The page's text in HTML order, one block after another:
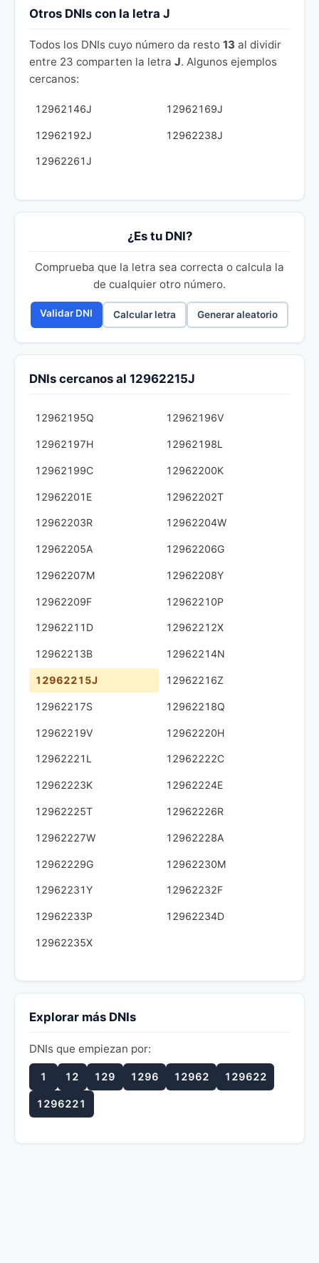
Otros DNIs con la letra J
Todos los DNIs cuyo número da resto 13 al dividir
entre 23 comparten la letra J. Algunos ejemplos
cercanos:
12962146J 12962169J
12962192J 12962238J
12962261J
¿Es tu DNI?
Comprueba que la letra sea correcta o calcula la
de cualquier otro número.
Validar DNI Calcular letra Generar aleatorio
DNIs cercanos al 12962215J
12962195Q 12962196V
12962197H 12962198L
12962199C 12962200K
12962201E 12962202T
12962203R 12962204W
12962205A 12962206G
12962207M 12962208Y
12962209F 12962210P
12962211D 12962212X
12962213B 12962214N
12962215J 12962216Z
12962217S 12962218Q
12962219V 12962220H
12962221L 12962222C
12962223K 12962224E
12962225T 12962226R
12962227W 12962228A
12962229G 12962230M
12962231Y 12962232F
12962233P 12962234D
12962235X
Explorar más DNIs
DNIs que empiezan por:
1 12 129 1296 12962 129622
1296221